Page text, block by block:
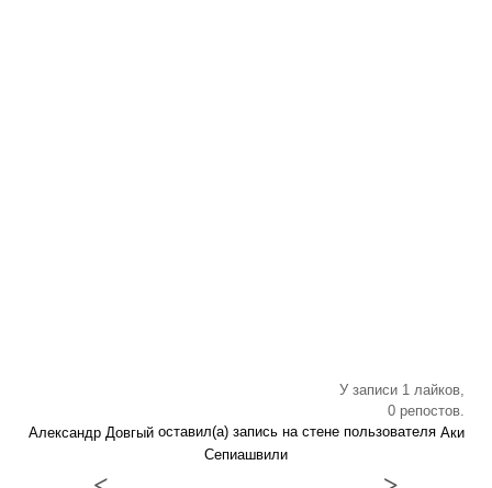
У записи 1 лайков,
0 репостов.
Александр Довгыйоставил(а) запись на стене пользователя Аки
Сепиашвили